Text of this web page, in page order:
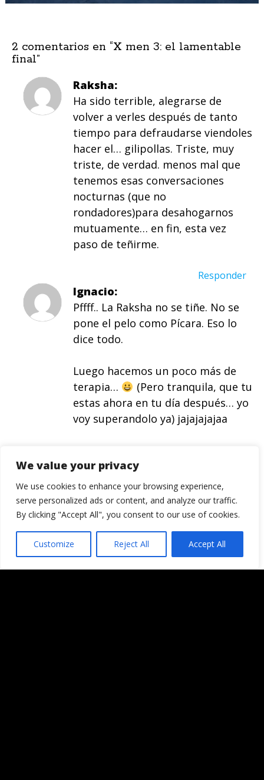
We value your privacy
We use cookies to enhance your browsing experience,
serve personalized ads or content, and analyze our traffic.
By clicking "Accept All", you consent to our use of cookies.
Customize Reject All Accept All
2 comentarios en “X men 3: el lamentable
final”
Raksha
Ha sido terrible, alegrarse de
volver a verles después de tanto
tiempo para defraudarse viendoles
hacer el… gilipollas. Triste, muy
triste, de verdad. menos mal que
tenemos esas conversaciones
nocturnas (que no
rondadores)para desahogarnos
mutuamente… en fin, esta vez
paso de teñirme.
Responder
Ignacio
Pffff.. La Raksha no se tiñe. No se
pone el pelo como Pícara. Eso lo
dice todo.
Luego hacemos un poco más de
terapia…
(Pero tranquila, que tu
estas ahora en tu día después… yo
voy superandolo ya) jajajajajaa
Deja una respuesta
Tu dirección de correo electrónico no será
publicada. Los campos obligatorios están
marcados con*
Comentario*